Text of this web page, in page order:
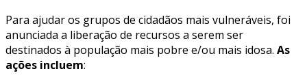
Para ajudar os grupos de cidadãos mais vulneráveis, foi
anunciada a liberação de recursos a serem ser
destinados à população mais pobre e/ou mais idosa. As
ações incluem: